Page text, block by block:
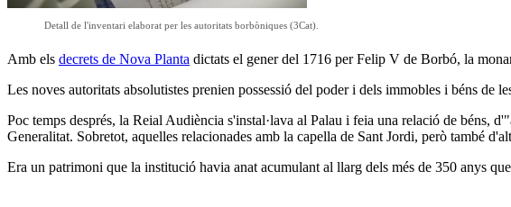
Detall de l'inventari elaborat per les autoritats borbòniques (3Cat).
Amb els decrets de Nova Planta dictats el gener del 1716 per Felip V de Borbó, la
Les noves autoritats absolutistes prenien possessió del poder i dels immobles i béns de
Poc temps després, la Reial Audiència s'instal·lava al Palau i feia una relació de béns,
Generalitat. Sobretot, aquelles relacionades amb la capella de Sant Jordi, però també
Era un patrimoni que la institució havia anat acumulant al llarg dels més de 350 anys